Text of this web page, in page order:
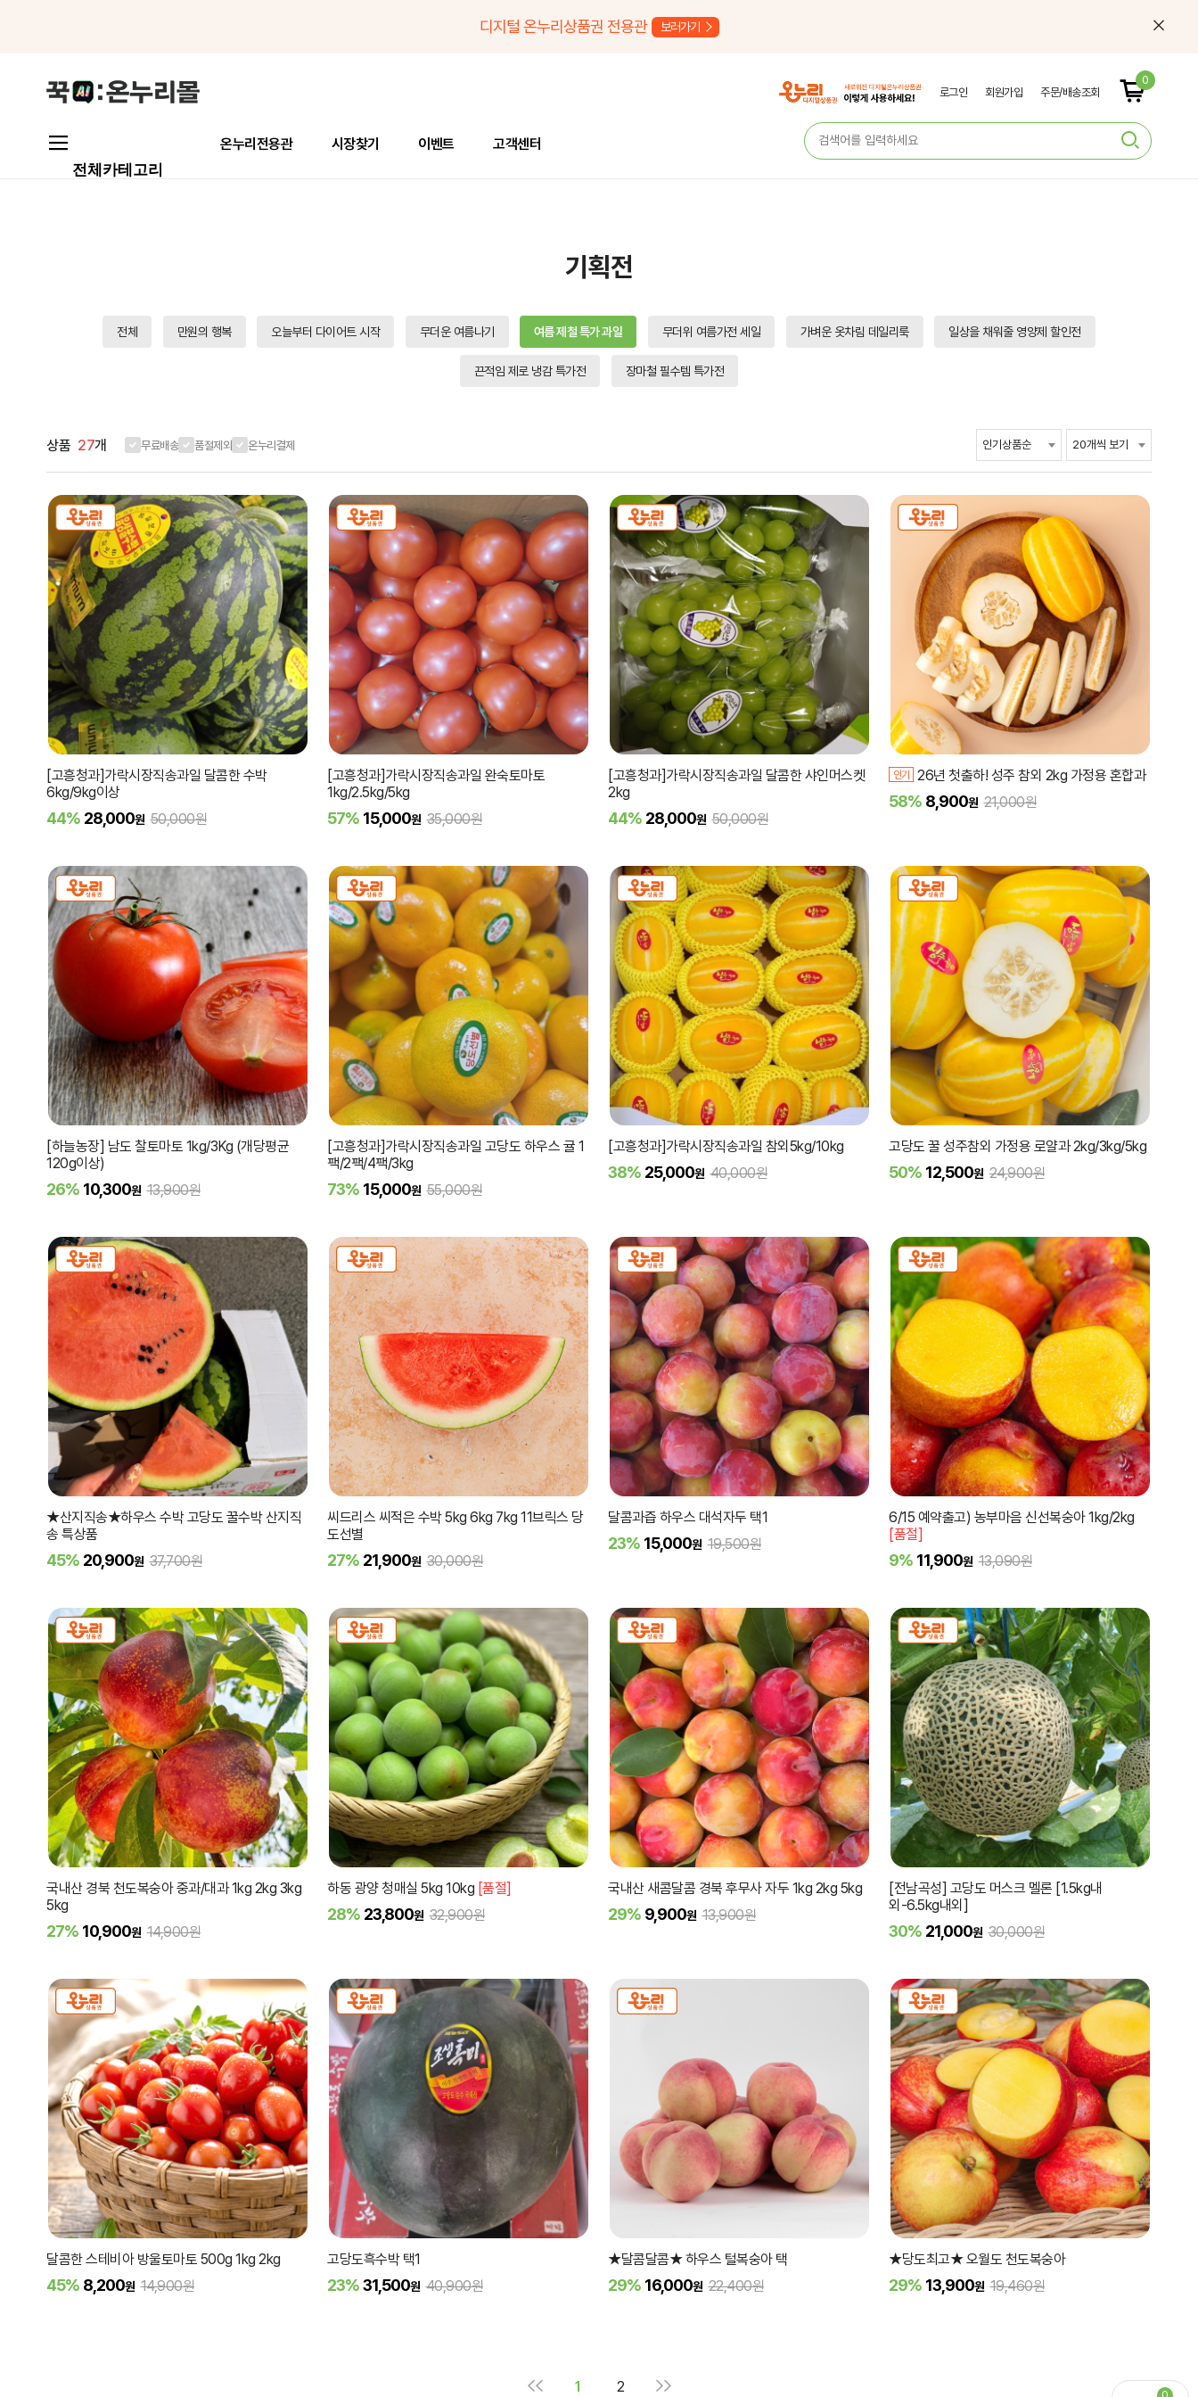
디지털 온누리상품권 전용관 보러가기
온누리전용관 시장찾기 이벤트 고객센터
로그인 회원가입 주문/배송조회
0
전체카테고리
기획전
전체 만원의 행복 오늘부터 다이어트 시작 무더운 여름나기 여름 제철 특가 과일 무더위 여름가전 세일 가벼운 옷차림 데일리룩 일상을 채워줄 영양제 할인전
끈적임 제로 냉감 특가전 장마철 필수템 특가전
상품 27개 무료배송 품절제외 온누리결제
[고흥청과]가락시장직송과일 달콤한 수박
6kg/9kg이상
44% 28,000원 50,000원
[고흥청과]가락시장직송과일 완숙토마토
1kg/2.5kg/5kg
57% 15,000원 35,000원
[고흥청과]가락시장직송과일 달콤한 샤인머스켓
2kg
44% 28,000원 50,000원
인기 26년 첫출하! 성주 참외 2kg 가정용 혼합과
58% 8,900원 21,000원
[하늘농장] 남도 찰토마토 1kg/3Kg (개당평균
120g이상)
26% 10,300원 13,900원
[고흥청과]가락시장직송과일 고당도 하우스 귤 1
팩/2팩/4팩/3kg
73% 15,000원 55,000원
[고흥청과]가락시장직송과일 참외5kg/10kg
38% 25,000원 40,000원
고당도 꿀 성주참외 가정용 로얄과 2kg/3kg/5kg
50% 12,500원 24,900원
★산지직송★하우스 수박 고당도 꿀수박 산지직
송 특상품
45% 20,900원 37,700원
씨드리스 씨적은 수박 5kg 6kg 7kg 11브릭스 당
도선별
27% 21,900원 30,000원
달콤과즙 하우스 대석자두 택1
23% 15,000원 19,500원
6/15 예약출고) 농부마음 신선복숭아 1kg/2kg
[품절]
9% 11,900원 13,090원
국내산 경북 천도복숭아 중과/대과 1kg 2kg 3kg
5kg
27% 10,900원 14,900원
하동 광양 청매실 5kg 10kg [품절]
28% 23,800원 32,900원
국내산 새콤달콤 경북 후무사 자두 1kg 2kg 5kg
29% 9,900원 13,900원
[전남곡성] 고당도 머스크 멜론 [1.5kg내
외-6.5kg내외]
30% 21,000원 30,000원
달콤한 스테비아 방울토마토 500g 1kg 2kg
45% 8,200원 14,900원
고당도흑수박 택1
23%31,500원 40,900원
★달콤달콤★ 하우스 털복숭아 택
29% 16,000원 22,400원
★당도최고★ 오월도 천도복숭아
29% 13,900원 19,460원
1 2